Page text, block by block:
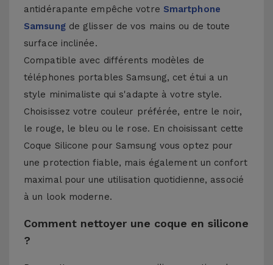
antidérapante empêche votre Smartphone
Samsungde glisser de vos mains ou de toute
surface inclinée.
Compatible avec différents modèles de
téléphones portables Samsung, cet étui a un
style minimaliste qui s'adapte à votre style.
Choisissez votre couleur préférée, entre le noir,
le rouge, le bleu ou le rose. En choisissant cette
Coque Silicone pour Samsung vous optez pour
une protection fiable, mais également un confort
maximal pour une utilisation quotidienne, associé
à un look moderne.
Comment nettoyer une coque en silicone
?